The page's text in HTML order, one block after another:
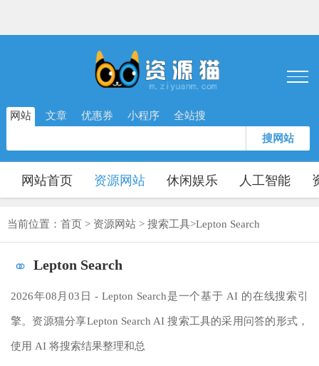
网站 文章 优惠券 小程序 全站搜
搜网站
网站首页 资源网站 休闲娱乐 人工智能
当前位置： 首页 > 资源网站 > 搜索工具>Lepton Search
Lepton Search
2026年08月03日 - Lepton Search是一个基于 AI 的在线搜索引
擎。资源猫分享Lepton Search AI 搜索工具的采用问答的形式，
使用 AI 将搜索结果整理和总